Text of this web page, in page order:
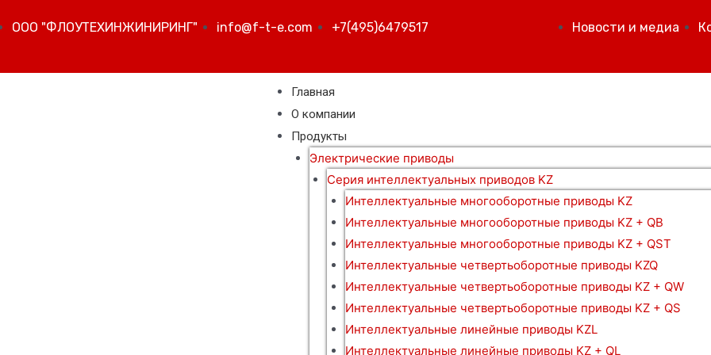
ООО "ФЛОУТЕХИНЖИНИРИНГ" info@f-t-e.com +7(495)6479517 Новости и медиа
Главная
О компании
Продукты
Электрические приводы
Серия интеллектуальных приводов KZ
Интеллектуальные многооборотные приводы KZ
Интеллектуальные многооборотные приводы KZ + QB
Интеллектуальные многооборотные приводы KZ + QST
Интеллектуальные четвертьоборотные приводы KZQ
Интеллектуальные четвертьоборотные приводы KZ + QW
Интеллектуальные четвертьоборотные приводы KZ + QS
Интеллектуальные линейные приводы KZL
Интеллектуальные линейные приводы KZ + QL